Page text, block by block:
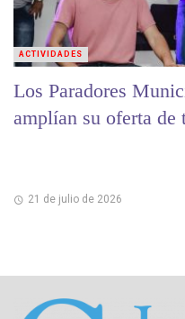
Los Paradores
amplían su oferta de
21 de julio de 2026
ACTIVIDADES